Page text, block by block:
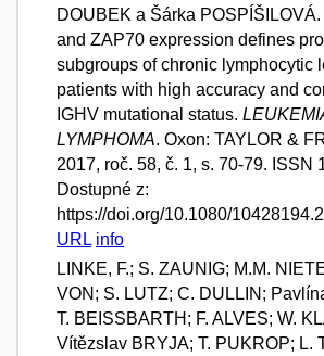
DOUBEK a Šárka
and ZAP70 expression defines
subgroups of chronic lymphocytic
patients with high accuracy and
IGHV mutational status.
LYMPHOMA. Oxon: TAYLOR &
2017, roč. 58, č. 1, s. 70-79. ISSN
Dostupné z:
https://doi.org/10.1080/
URL info
LINKE, F.; S. ZAUNIG; M.M.
VON; S. LUTZ; C. DULLIN;
T. BEISSBARTH; F. ALVES; W.
Vítězslav BRYJA; T. PUKROP; L.